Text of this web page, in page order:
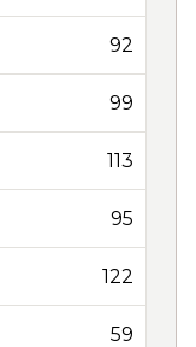
92
99
113
95
122
59